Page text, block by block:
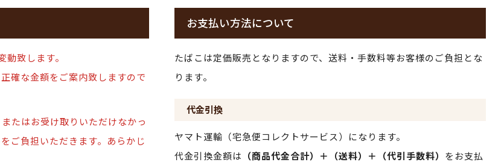
致します。
確な金額をご案内致しますので
たはお受け取りいただけなかっ
ご負担いただきます。 あらかじ
お支払い方法について
たばこは定価販売となりますので、送料・手数料等お客様のご負担とな
ります。
代金引換
ヤマト運輸（宅急便コレクトサービス）になります。
代金引換金額は （商品代金合計）＋（送料）＋（代引手数料） をお支払